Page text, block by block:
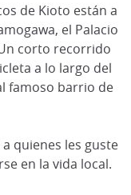
de Kioto están a
el Palacio
corto recorrido
a lo largo del
famoso barrio de
a quienes les guste
en la vida local.